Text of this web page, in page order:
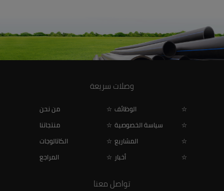
وصلات سريعة
من نحن
الوظائف
منتجاتنا
سياسة الخصوصية
الكاتالوجات
المشاريع
المراجع
أخبار
تواصل معنا